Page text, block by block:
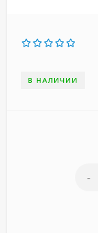
В НАЛИЧИИ
-